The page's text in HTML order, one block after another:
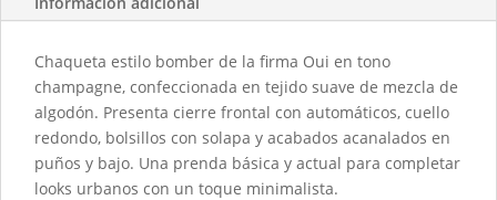
Chaqueta estilo bomber de la firma Oui en tono
champagne, confeccionada en tejido suave de mezcla de
algodón. Presenta cierre frontal con automáticos, cuello
redondo, bolsillos con solapa y acabados acanalados en
puños y bajo. Una prenda básica y actual para completar
looks urbanos con un toque minimalista.